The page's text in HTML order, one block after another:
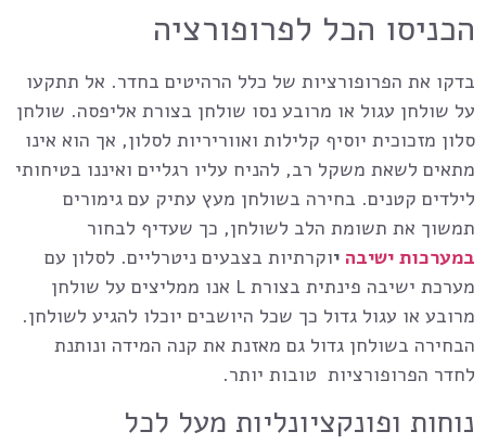
הכניסו הכל לפרופורציה
בדקו את הפרופורציות של כלל הרהיטים בחדר. אל תתקעו
על שולחן עגול או מרובע נסו שולחן בצורת אליפסה. שולחן
סלון מזכוכית יוסיף קלילות ואווריריות לסלון, אך הוא אינו
מתאים לשאת משקל רב, להניח עליו רגליים ואיננו בטיחותי
לילדים קטנים. בחירה בשולחן מעץ עתיק עם גימורים
תמשוך את תשומת הלב לשולחן, כך שעדיף לבחור
במערכות ישיבה יוקרתיות בצבעים ניטרליים. לסלון עם
מערכת ישיבה פינתית
בצורת L אנו ממליצים על שולחן
מרובע או עגול גדול כך שכל היושבים יוכלו להגיע לשולחן.
הבחירה בשולחן גדול גם מאזנת את קנה המידה ונותנת
לחדר הפרופורציות טובות יותר.
נוחות ופונקציונליות מעל לכל